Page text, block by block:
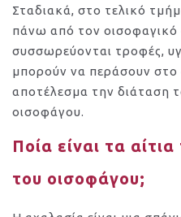
Σταδιακά, στο τελικό
πάνω από τον οισοφαγικό
συσσωρεύονται τροφές,
μπορούν να περάσουν στο
αποτέλεσμα την διάταση
οισοφάγου.
Ποία είναι τα
του οισοφάγου;